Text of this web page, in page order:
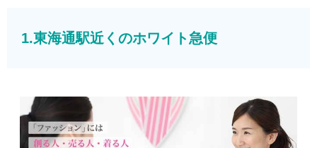
1.東海通駅近くのホワイト急便